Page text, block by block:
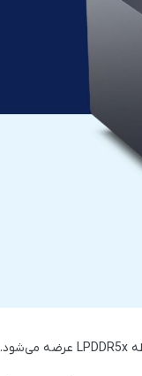
عرضه می‌شود.